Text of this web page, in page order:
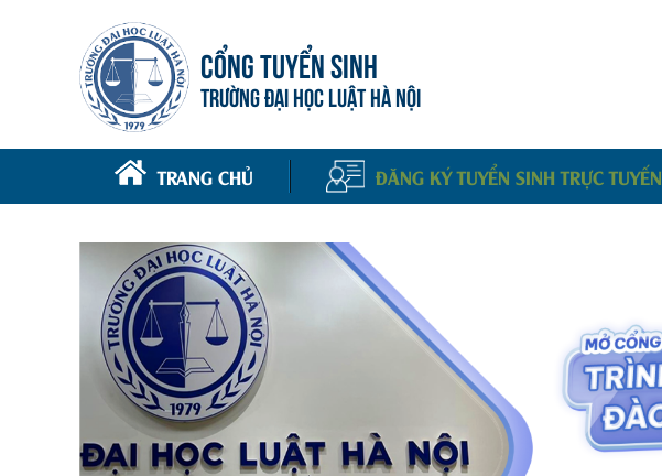
CỔNG TUYỂN SINH
TRƯỜNG ĐẠI HỌC LUẬT HÀ NỘI
TRANG CHỦ ĐĂNG KÝ TUYỂN SINH TRỰC TUYẾN